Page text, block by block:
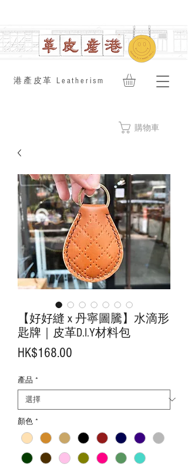
​港產皮革 Leatherism
購物車
【好好縫 x 丹寧圖騰】水滴形
匙牌｜皮革D.I.Y材料包
HK$168.00
產品 *
顏色 *